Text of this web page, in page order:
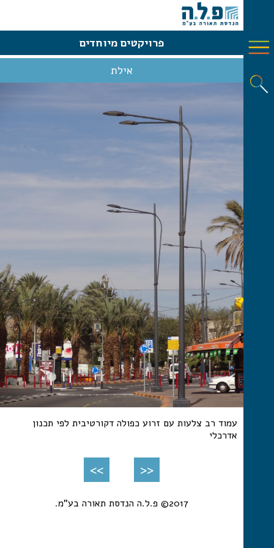
פרויקטים מיוחדים
אילת
עמוד רב צלעות עם זרוע כפולה דקורטיבית לפי תכנון
אדרכלי
<<
>>
2017© פ.ל.ה הנדסת תאורה בע"מ.